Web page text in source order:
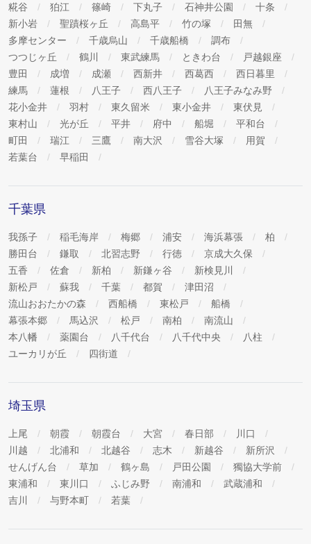
糀谷
狛江 篠崎 下丸子 石神井公園
十条
新小岩
聖蹟桜ヶ丘 高島平 竹の塚
田無
多摩センター
千歳烏山 千歳船橋
調布
つつじヶ丘
鶴川 東武練馬 ときわ台
戸越銀座
豊田
成増 成瀬 西新井 西葛西
西日暮里
練馬
蓮根 八王子 西八王子
八王子みなみ野
花小金井
羽村 東久留米 東小金井
東伏見
東村山
光が丘 平井 府中 船堀
平和台
町田
瑞江 三鷹 南大沢 雪谷大塚
用賀
若葉台
早稲田
千葉県
我孫子 稲毛海岸 梅郷 浦安 海浜幕張
柏
勝田台
鎌取 北習志野 行徳
京成大久保
五香
佐倉 新柏 新鎌ヶ谷
新検見川
新松戸
蘇我 千葉 都賀
津田沼
流山おおたかの森
西船橋 東松戸
船橋
幕張本郷
馬込沢 松戸 南柏
南流山
本八幡
薬園台 八千代台 八千代中央
八柱
ユーカリが丘
四街道
埼玉県
上尾 朝霞 朝霞台 大宮 春日部
川口
川越
北浦和 北越谷 志木 新越谷
新所沢
せんげん台
草加 鶴ヶ島 戸田公園
獨協大学前
東浦和
東川口 ふじみ野 南浦和
武蔵浦和
吉川
与野本町 若葉